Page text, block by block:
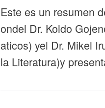
Este es un resumen
́ondel Dr. Koldo
́aticos) yel Dr. Mikel
la Literatura)y